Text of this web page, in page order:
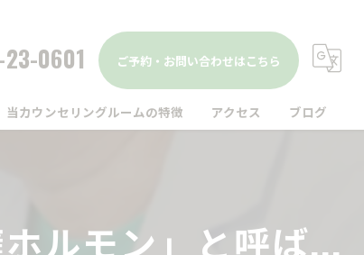
0601 ご予約・お問い合わせはこちら
当カウンセリングルームの特徴 アクセス ブログ
ルモン」と呼ば...